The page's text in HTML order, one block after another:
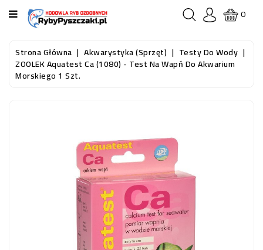
KATEGORIA
STRONA
GŁÓWNA
0
Strona Główna Akwarystyka (sprzęt) Testy Do Wody
ZOOLEK Aquatest Ca (1080) - Test Na Wapń Do Akwarium
Morskiego 1 Szt.